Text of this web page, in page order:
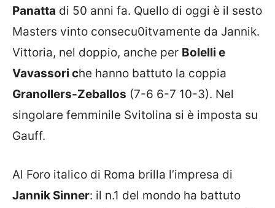
Panatta di 50 anni fa. Quello di oggi è il sesto
Masters vinto consecu0itvamente da Jannik.
Vittoria, nel doppio, anche per Bolelli e
Vavassori che hanno battuto la coppia
Granollers-Zeballos (7-6 6-7 10-3). Nel
singolare femminile Svitolina si è imposta su
Gauff.
Al Foro italico di Roma brilla l’impresa di
Jannik Sinner: il n.1 del mondo ha battuto